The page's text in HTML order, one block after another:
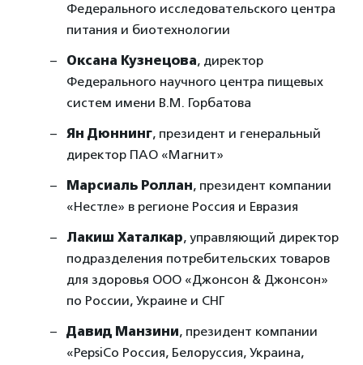
Федерального исследовательского центра
питания и биотехнологии
Оксана Кузнецова, директор
Федерального научного центра пищевых
систем имени В.М. Горбатова
Ян Дюннинг, президент и генеральный
директор ПАО «Магнит»
Марсиаль Роллан, президент компании
«Нестле» в регионе Россия и Евразия
Лакиш Хаталкар, управляющий директор
подразделения потребительских товаров
для здоровья ООО «Джонсон & Джонсон»
по России, Украине и СНГ
Давид Манзини, президент компании
«PepsiCo Россия, Белоруссия, Украина,